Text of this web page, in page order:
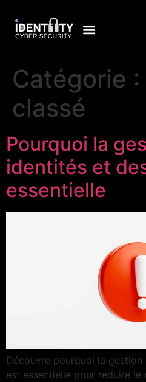
Catégorie :
classé
Pourquoi la
identités et
essentielle
Découvre pourquoi la
est essentielle pour réduire